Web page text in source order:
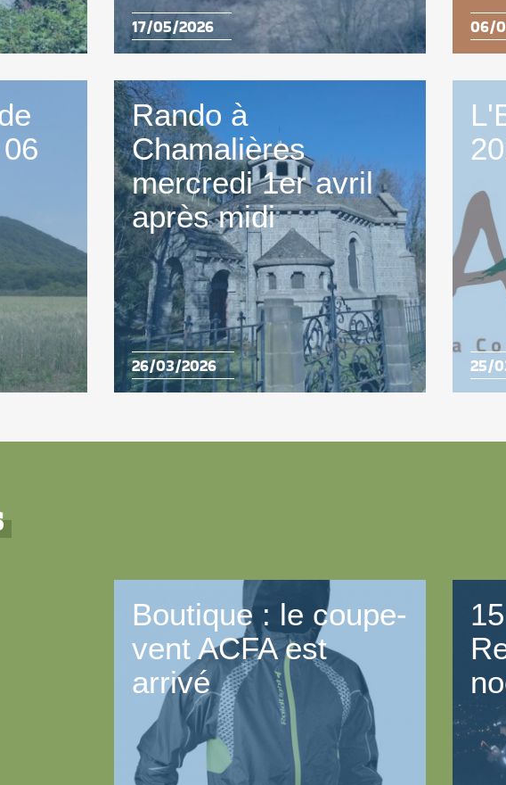
17/05/2026 06/
Rando à
Chamalières
mercredi 1er avril
après midi
26/03/2026 25/
Boutique : le coupe-
vent ACFA est
arrivé